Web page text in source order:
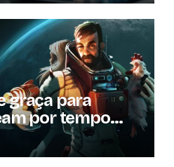
graça para
por tempo